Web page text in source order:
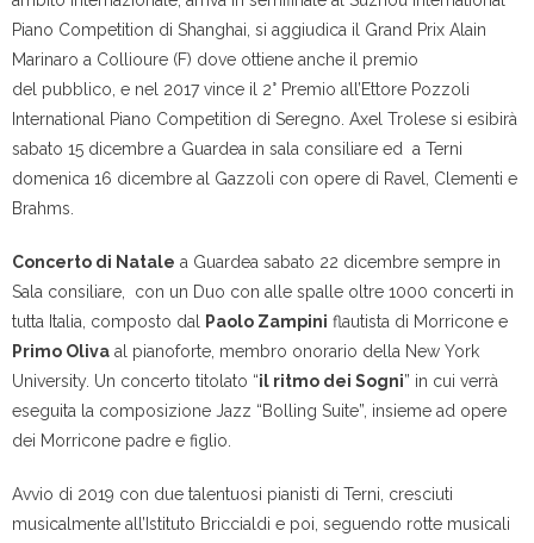
Piano Competition di Shanghai, si aggiudica il Grand Prix Alain
Marinaro a Collioure (F) dove ottiene anche il premio
del pubblico, e nel 2017 vince il 2° Premio all’Ettore Pozzoli
International Piano Competition di Seregno. Axel Trolese si esibirà
sabato 15 dicembre a Guardea in sala consiliare ed a Terni
domenica 16 dicembre al Gazzoli con opere di Ravel, Clementi e
Brahms.
Concerto di Natale a Guardea sabato 22 dicembre sempre in
Sala consiliare, con un Duo con alle spalle oltre 1000 concerti in
tutta Italia, composto dal
Paolo Zampini flautista di Morricone e
Primo Oliva al pianoforte, membro onorario della New York
University. Un concerto titolato “il ritmo dei Sogni” in cui verrà
eseguita la composizione Jazz “Bolling Suite”, insieme ad opere
dei Morricone padre e figlio.
Avvio di 2019 con due talentuosi pianisti di Terni, cresciuti
musicalmente all’Istituto Briccialdi e poi, seguendo rotte musicali